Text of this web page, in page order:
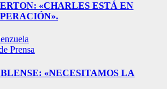
«CHARLES ESTÁ EN
Prensa
«NECESITAMOS LA